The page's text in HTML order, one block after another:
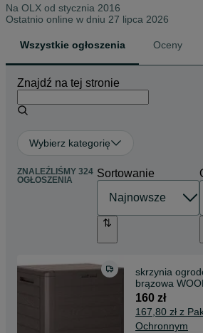
Na OLX od stycznia 2016
Ostatnio online w dniu 27 lipca 2026
Wszystkie ogłoszenia Oceny
Znajdź na tej stronie
Wybierz kategorię
ZNALEŹLIŚMY 324
OGŁOSZENIA
Sortowanie
skrzynia
brązowa
160 zł
167,80 zł z
Ochronnym